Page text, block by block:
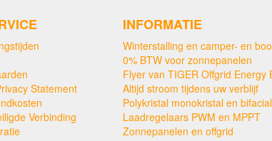
Statement
Verbinding
INFORMATIE
Winterstalling en camper- en
0% BTW voor zonnepanelen
Flyer van TIGER Offgrid Energy
Altijd stroom tijdens uw verblijf
Polykristal monokristal en bifacial
Laadregelaars PWM en MPPT
Zonnepanelen en offgrid